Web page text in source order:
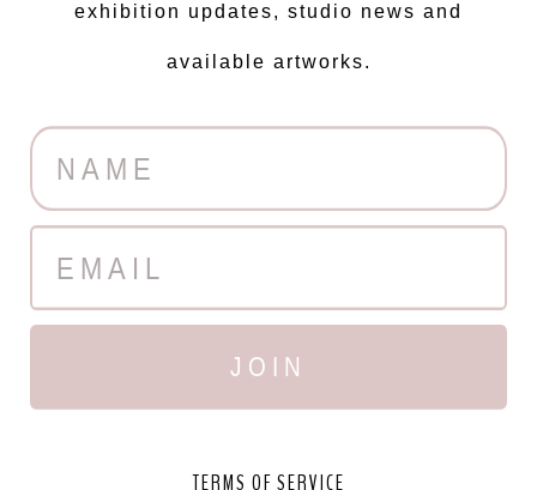
exhibition updates, studio news and
available artworks.
JOIN
TERMS OF SERVICE